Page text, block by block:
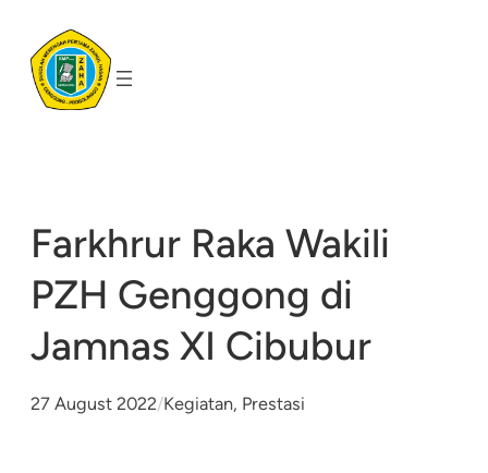
content
Farkhrur Raka Wakili
PZH Genggong di
Jamnas XI Cibubur
27 August 2022/Kegiatan, Prestasi